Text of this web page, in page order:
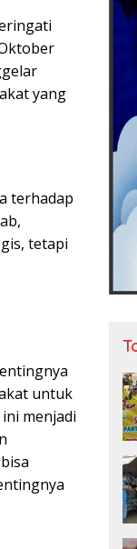
yang
terhadap
tetapi
untuk
menjadi